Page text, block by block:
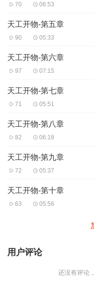
70 06:53
天工开物-第五章
90 05:33
天工开物-第六章
97 07:15
天工开物-第七章
71 05:51
天工开物-第八章
82 06:18
天工开物-第九章
72 05:37
天工开物-第十章
63 05:56
用户评论
还没有评论